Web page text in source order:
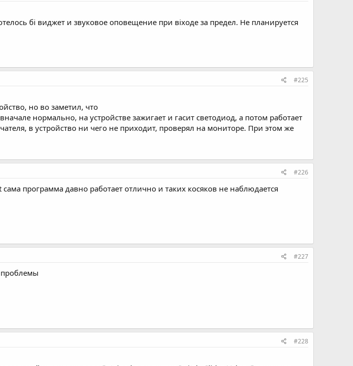
бі виджет и звуковое оповещение при віходе за предел. Не планируется
#225
но во заметил, что
нормально, на устройстве зажигает и гасит светодиод, а потом работает
в устройство ни чего не приходит, проверял на мониторе. При этом же
#226
программа давно работает отлично и таких косяков не наблюдается
#227
проблемы
#228